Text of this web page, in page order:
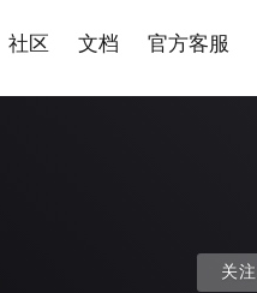
社区 文档 官方客服
关注